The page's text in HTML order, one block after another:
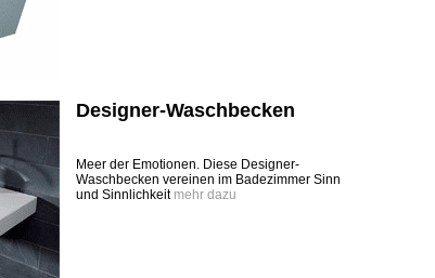
Designer-Waschbecken
Meer der Emotionen. Diese Designer-
Waschbecken vereinen im Badezimmer Sinn
und Sinnlichkeit mehr dazu